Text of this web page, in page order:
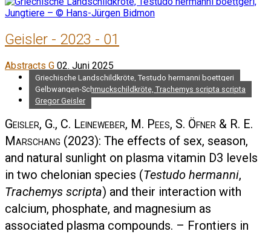
Geisler - 2023 - 01
Abstracts G 02. Juni 2025
Griechische Landschildkröte, Testudo hermanni boettgeri
Gelbwangen-Schmuckschildkröte, Trachemys scripta scripta
Gregor Geisler
Geisler, G., C. Leineweber, M. Pees, S. Öfner & R. E.
Marschang (2023): The effects of sex, season,
and natural sunlight on plasma vitamin D3 levels
in two chelonian species (Testudo hermanni,
Trachemys scripta) and their interaction with
calcium, phosphate, and magnesium as
associated plasma compounds. – Frontiers in